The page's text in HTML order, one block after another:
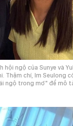
hội ngộ của Sunye và
Thậm chí, Im Seulong
ngộ trong mơ" để mô